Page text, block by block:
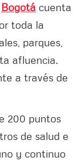
Bogotá cuenta
toda la
parques,
afluencia.
a través de
200 puntos
de salud e
y continuo